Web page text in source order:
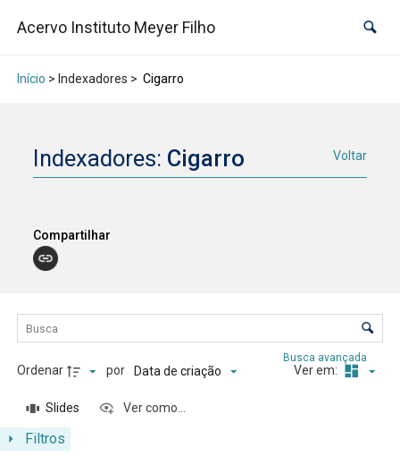
Acervo Instituto Meyer Filho
Início > Indexadores > Cigarro
Indexadores: Cigarro Voltar
Compartilhar
Lista de itens
Controle de ordenação e visualização
Filtros
Busca avançada
Ordenar por Data de criação Ver em:
Slides Ver como...